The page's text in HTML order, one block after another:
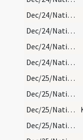
Dec/24/Nativitas (Vigilia)/M2/Mass Propers
Dec/24/Nativitas (Vigilia)/M2/Mass Propers
Dec/24/Nativitas (Vigilia)/M2/Mass Propers
Dec/24/Nativitas (Vigilia)/M2/Mass Propers
Dec/25/Nativitas/M1/Mass Propers
Dec/25/Nativitas/M1/Mass Propers
Dec/25/Nativitas/M1/Mass Propers
Dec/25/Nativitas/M1/Mass Propers